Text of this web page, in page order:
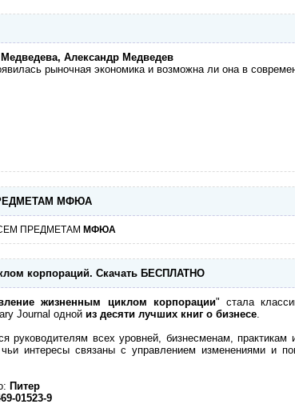
Александр Медведев
рыночная экономика и возможна ли она в
МФЮА
ПРЕДМЕТАМ МФЮА
корпораций. Скачать БЕСПЛАТНО
жизненным циклом корпорации" стала
Journal одной из десяти лучших книг о бизнесе
руководителям всех уровней, бизнесменам,
интересы связаны с управлением изменениями и
Питер
01523-9